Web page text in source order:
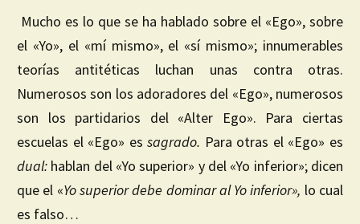
Mucho es lo que se ha hablado sobre el «Ego», sobre
el «Yo», el «mí mismo», el «sí mismo»; innumerables
teorías antitéticas luchan unas contra otras.
Numerosos son los adoradores del «Ego», numerosos
son los partidarios del «Alter Ego». Para ciertas
escuelas el «Ego» essagrado. Para otras el «Ego» es
dual: hablan del «Yo superior» y del «Yo inferior»; dicen
que el «Yo superiordebe dominar al Yo inferior», lo cual
es falso…